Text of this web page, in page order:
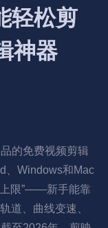
轻松剪
神器
的免费视频剪辑
、Windows和Mac
上限”——新手能靠
道、曲线变速、